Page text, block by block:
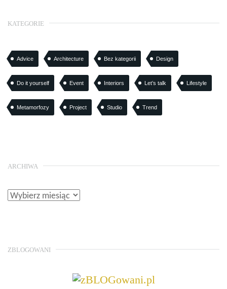
KATEGORIE
Advice Architecture Bez kategorii Design
Do it yourself Event Interiors Let’s talk Lifestyle
Metamorfozy Project Studio Trend
ARCHIWA
ZBLOGOWANI